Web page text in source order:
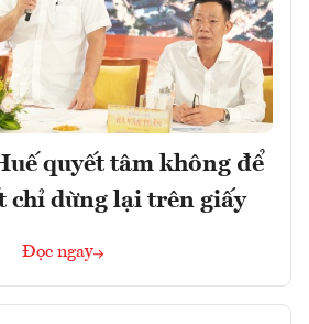
quyết tâm không để
chỉ dừng lại trên giấy
Đọc ngay